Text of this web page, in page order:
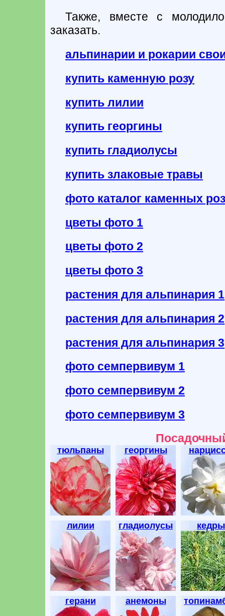
Также, вместе с
заказать.
альпинарии и рокарии
купить каменную розу
купить лилии
купить георгины
купить гладиолусы
купить злаковые травы
фото каталог каменных роз
цветы фото 1
цветы фото 2
цветы фото 3
растения для альпинария 1
растения для альпинария 2
растения для альпинария 3
фото семпервивум 1
фото семпервивум 2
фото семпервивум 3
тюльпаны георгины
лилии гладиолусы кедры
герани анемоны